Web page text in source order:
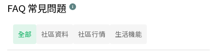
FAQ 常見問題
全部 社區資料 社區行情 生活機能